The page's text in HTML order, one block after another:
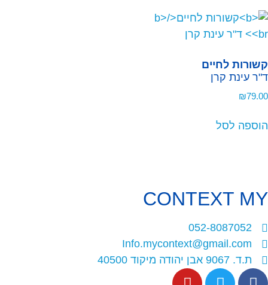
קשורות לחיים
ד"ר עינת קרן
₪79.00
הוספה לסל
CONTEXT MY
052-8087052
Info.mycontext@gmail.com
ת.ד. 9067 אבן יהודה מיקוד 40500